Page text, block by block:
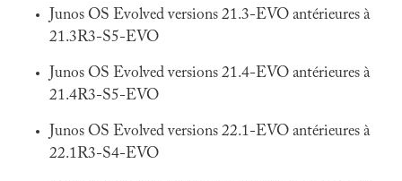
Junos OS Evolved versions 21.3-EVO antérieures à
21.3R3-S5-EVO
Junos OS Evolved versions 21.4-EVO antérieures à
21.4R3-S5-EVO
Junos OS Evolved versions 22.1-EVO antérieures à
22.1R3-S4-EVO